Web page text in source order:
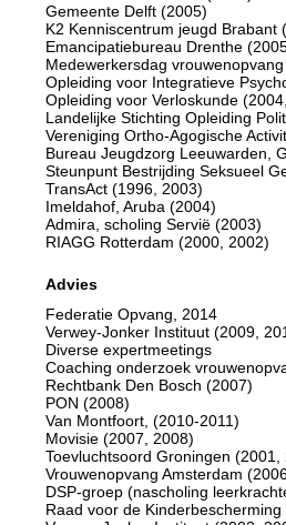
Gemeente Delft (2005)
K2 Kenniscentrum jeugd Brabant
Emancipatiebureau Drenthe
Medewerkersdag
Opleiding voor Integratieve
Opleiding voor Verloskunde
Landelijke Stichting Opleiding
Vereniging Ortho-Agogische
Bureau Jeugdzorg Leeuwarden,
Steunpunt Bestrijding Seksueel
TransAct (1996, 2003)
Imeldahof, Aruba (2004)
Admira, scholing Servië (2003)
RIAGG Rotterdam (2000, 2002)
Advies
Federatie Opvang, 2014
Verwey-Jonker Instituut (2009,
Diverse expertmeetings
Coaching onderzoek
Rechtbank Den Bosch (2007)
PON (2008)
Van Montfoort, (2010-2011)
Movisie (2007, 2008)
Toevluchtsoord Groningen (2001,
Vrouwenopvang Amsterdam
DSP-groep (nascholing
Raad voor de